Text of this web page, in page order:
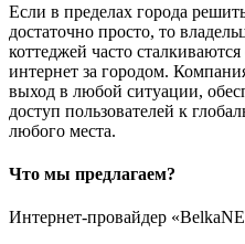
Если в пределах города
достаточно просто, то
коттеджей часто
интернет за городом.
выход в любой ситуации,
доступ пользователей к
любого места.
Что мы предлагаем?
Интернет-провайдер